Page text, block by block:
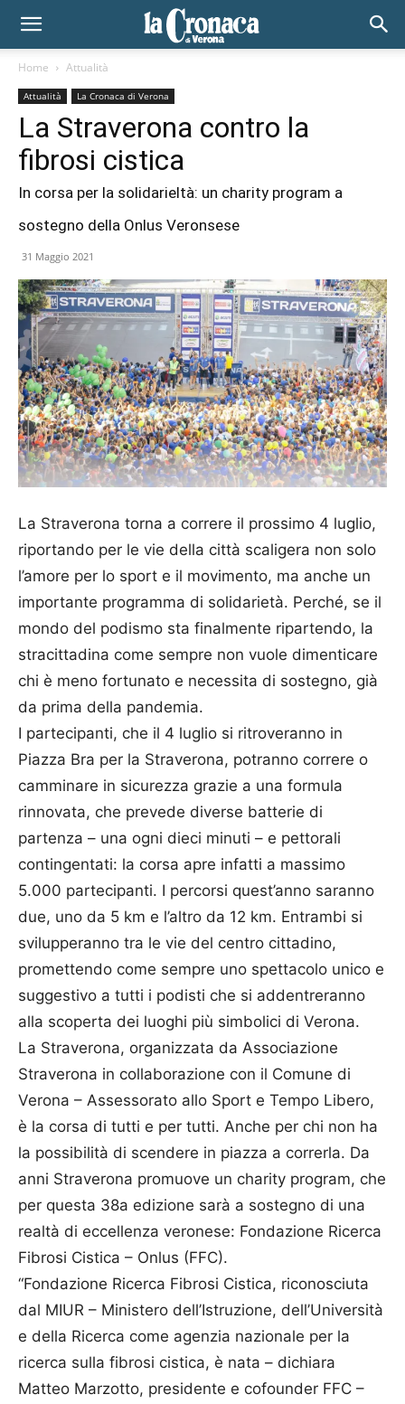
Home Attualità
Attualità La Cronaca di Verona
La Straverona contro la
fibrosi cistica
In corsa per la solidarieltà: un charity program a
sostegno della Onlus Veronsese
31 Maggio 2021
La Straverona torna a correre il prossimo 4 luglio,
riportando per le vie della città scaligera non solo
l’amore per lo sport e il movimento, ma anche un
importante programma di solidarietà. Perché, se il
mondo del podismo sta finalmente ripartendo, la
stracittadina come sempre non vuole dimenticare
chi è meno fortunato e necessita di sostegno, già
da prima della pandemia.
I partecipanti, che il 4 luglio si ritroveranno in
Piazza Bra per la Straverona, potranno correre o
camminare in sicurezza grazie a una formula
rinnovata, che prevede diverse batterie di
partenza – una ogni dieci minuti – e pettorali
contingentati: la corsa apre infatti a massimo
5.000 partecipanti. I percorsi quest’anno saranno
due, uno da 5 km e l’altro da 12 km. Entrambi si
svilupperanno tra le vie del centro cittadino,
promettendo come sempre uno spettacolo unico e
suggestivo a tutti i podisti che si addentreranno
alla scoperta dei luoghi più simbolici di Verona.
La Straverona, organizzata da Associazione
Straverona in collaborazione con il Comune di
Verona – Assessorato allo Sport e Tempo Libero,
è la corsa di tutti e per tutti. Anche per chi non ha
la possibilità di scendere in piazza a correrla. Da
anni Straverona promuove un charity program, che
per questa 38a edizione sarà a sostegno di una
realtà di eccellenza veronese: Fondazione Ricerca
Fibrosi Cistica – Onlus (FFC).
“Fondazione Ricerca Fibrosi Cistica, riconosciuta
dal MIUR – Ministero dell’Istruzione, dell’Università
e della Ricerca come agenzia nazionale per la
ricerca sulla fibrosi cistica, è nata – dichiara
Matteo Marzotto, presidente e cofounder FFC –